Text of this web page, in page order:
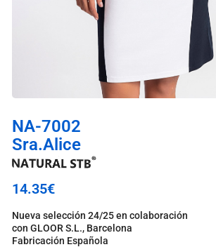
NA-7002
Sra.Alice
14.35€
Nueva selección 24/25 en colaboración
con GLOOR S.L., Barcelona
Fabricación Española